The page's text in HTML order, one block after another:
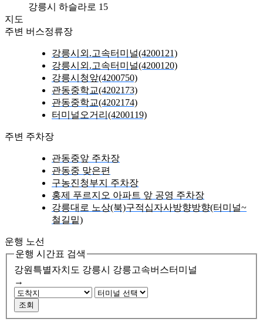
강릉시 하슬라로 15
지도
주변 버스정류장
강릉시외.고속터미널(4200121)
강릉시외.고속터미널(4200120)
강릉시청앞(4200750)
관동중학교(4202173)
관동중학교(4202174)
터미널오거리(4200119)
주변 주차장
관동중앞 주차장
관동중 맞은편
구농진청부지 주차장
홍제 푸르지오 아파트 앞 공영 주차장
강릉대로 노상(북)구적십자사방향방향(터미널~
철길밑)
운행 노선
운행 시간표 검색
강원특별자치도 강릉시
강릉고속버스터미널
→
조회